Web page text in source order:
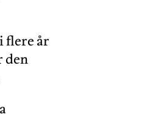
flere år
den